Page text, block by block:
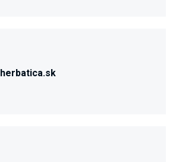
herbatica.sk